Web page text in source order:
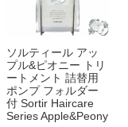
ソルティール アッ
プル&ピオニー トリ
ートメント 詰替用
ポンプ フォルダー
付 Sortir Haircare
Series Apple&Peony